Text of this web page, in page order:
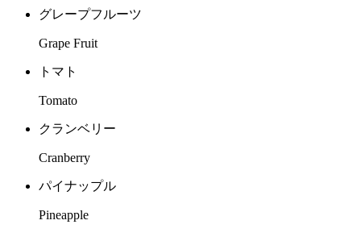
グレープフルーツ
Grape Fruit
トマト
Tomato
クランベリー
Cranberry
パイナップル
Pineapple